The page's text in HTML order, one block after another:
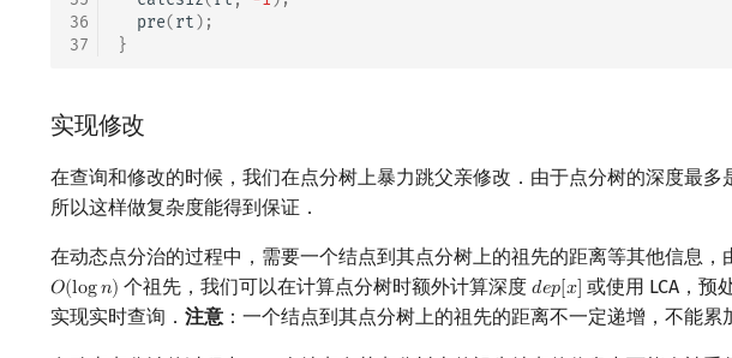
36
37
pre(rt);
}
实现修改
在查询和修改的时候，我们在点分树上暴力跳父亲修改．由于点分树的深度最多
所以这样做复杂度能得到保证．
在动态点分治的过程中，需要一个结点到其点分树上的祖先的距离等其他信息，
𝑂(log𝑛)
O(logn) 个祖先，我们可以在计算点分树时额外计算深度𝑑𝑒𝑝[𝑥]
dep[x ]或使用 LCA，预
实现实时查询． 注意 ：一个结点到其点分树上的祖先的距离不一定递增，不能累